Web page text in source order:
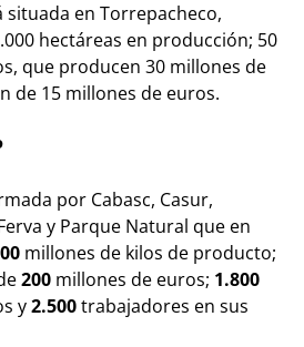
situada en Torrepacheco,
hectáreas en producción; 50
que producen 30 millones de
de 15 millones de euros.
por Cabasc, Casur,
y Parque Natural que en
millones de kilos de producto;
200 millones de euros; 1.800
y2.500trabajadores en sus